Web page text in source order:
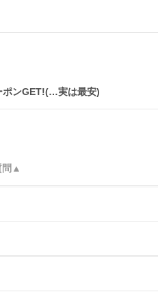
ポンGET!(…実は最安)
問▲